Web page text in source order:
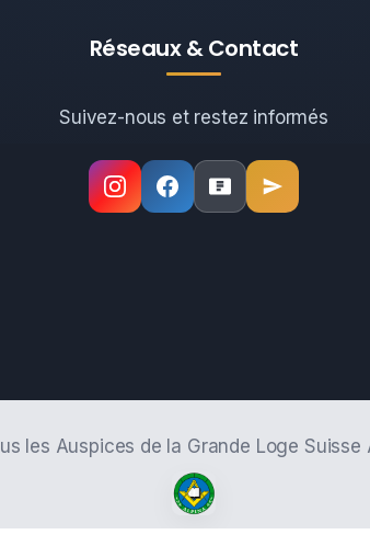
Réseaux & Contact
Suivez-nous et restez informés
les Auspices de la Grande Loge Suisse